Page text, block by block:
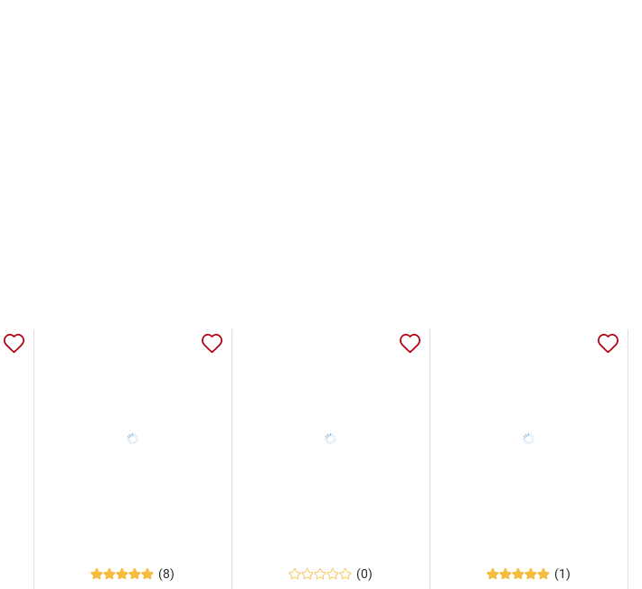
(8) (0) (1)